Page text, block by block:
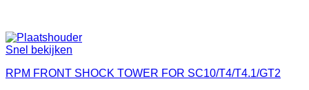
Snel bekijken
RPM FRONT SHOCK TOWER FOR SC10/T4/T4.1/GT2